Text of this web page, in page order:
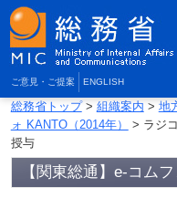
ご意見・ご提案 ENGLISH
総務省トップ> 組織案内 > 地
ォ KANTO（2014年）
> ラジ
授与
【関東総通】e-コム